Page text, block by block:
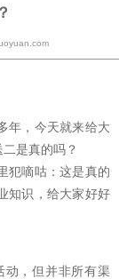
年，今天就来给大
是真的吗？
犯嘀咕：这是真的
知识，给大家好好
动，但并非所有渠